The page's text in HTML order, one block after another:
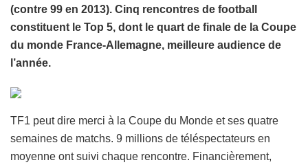
(contre 99 en 2013). Cinq rencontres de football
constituent le Top 5, dont le quart de finale de la Coupe
du monde France-Allemagne, meilleure audience de
l’année.
TF1 peut dire merci à la Coupe du Monde et ses quatre
semaines de matchs. 9 millions de téléspectateurs en
moyenne ont suivi chaque rencontre. Financièrement,